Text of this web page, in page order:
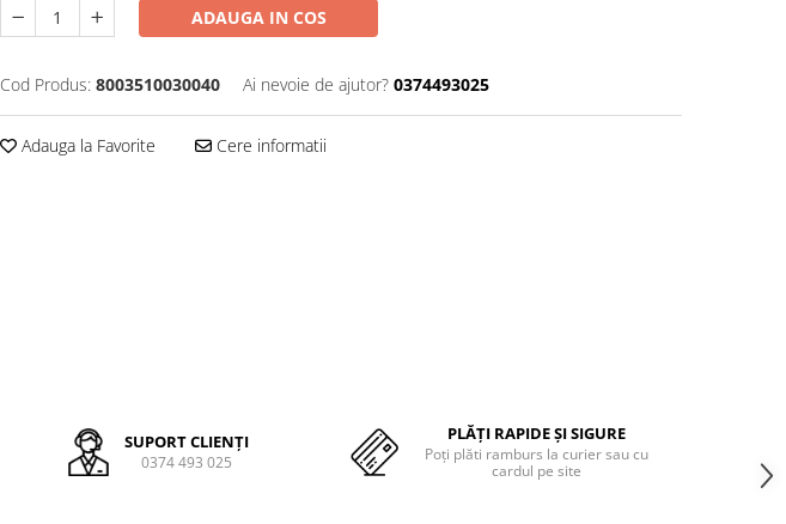
ADAUGA IN COS
Cod Produs: 8003510030040 Ai nevoie de ajutor? 0374493025
Adauga la Favorite Cere informatii
SUPORT CLIENȚI
0374 493 025
PLĂȚI RAPIDE ȘI SIGURE
Poți plăti ramburs la curier sau cu
cardul pe site